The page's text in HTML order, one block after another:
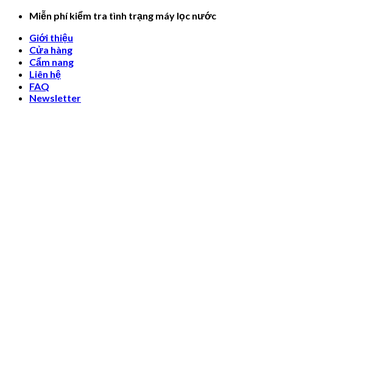
Skip
content
Miễn phí kiểm tra tình trạng máy lọc nước
Giới thiệu
Cửa hàng
Cẩm nang
Liên hệ
FAQ
Newsletter